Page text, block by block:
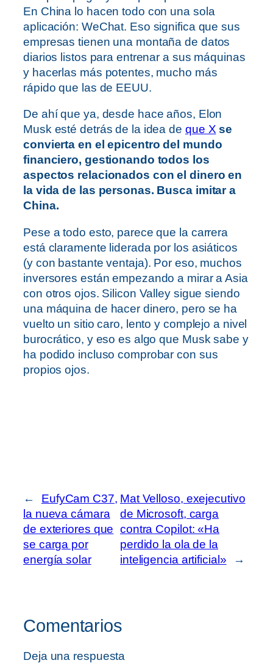
En China lo hacen todo con una sola
aplicación: WeChat. Eso significa que sus
empresas tienen una montaña de datos
diarios listos para entrenar a sus máquinas
y hacerlas más potentes, mucho más
rápido que las de EEUU.
De ahí que ya, desde hace años, Elon
Musk esté detrás de la idea de que X se
convierta en el epicentro del mundo
financiero, gestionando todos los
aspectos relacionados con el dinero en
la vida de las personas. Busca imitar a
China.
Pese a todo esto, parece que la carrera
está claramente liderada por los asiáticos
(y con bastante ventaja). Por eso, muchos
inversores están empezando a mirar a Asia
con otros ojos. Silicon Valley sigue siendo
una máquina de hacer dinero, pero se ha
vuelto un sitio caro, lento y complejo a nivel
burocrático, y eso es algo que Musk sabe y
ha podido incluso comprobar con sus
propios ojos.
←
EufyCam C37,
la nueva cámara
de exteriores que
se carga por
energía solar
Mat Velloso, exejecutivo
de Microsoft, carga
contra Copilot: «Ha
perdido la ola de la
inteligencia artificial»
→
Comentarios
Deja una respuesta